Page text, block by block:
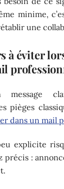
minime,
une
à éviter
message
pièges
dans un mail
explicite
précis :